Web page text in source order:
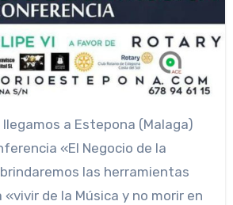
«El Negocio de la
las herramientas
de la Música y no morir en